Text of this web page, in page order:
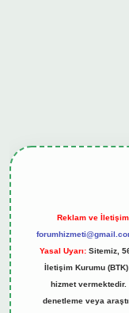
Reklam ve
Yasal Uyarı: Sitemiz,
İletişim Kurumu
hizmet
denetleme veya